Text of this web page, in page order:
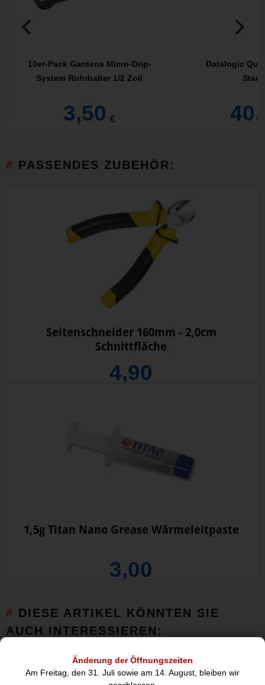
Änderung der Öffnungszeiten
Am Freitag, den 31. Juli sowie am 14. August, bleiben wir
10er-Pack Gardena Micro-Drip-
System Rohrhalter 1/2 Zoll
3,50 €
Datalogic
PASSENDES ZUBEHÖR:
Seitenschneider 160mm - 2,0cm
Schnittfläche
4,90
1,5g Titan Nano Grease Wärmeleitpaste
3,00
DIESE ARTIKEL KÖNNTEN SIE
AUCH INTERESSIEREN: